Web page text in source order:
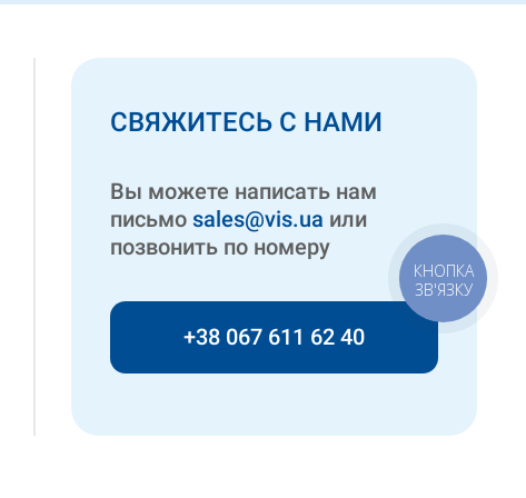
СВЯЖИТЕСЬ С НАМИ
Вы можете написать нам
письмо sales@vis.ua или
позвонить по номеру
+38 067 611 62 40
КНОПКА
ЗВ'ЯЗКУ